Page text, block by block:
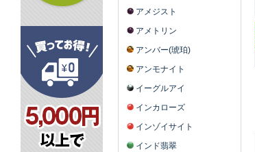
アメジスト
アメトリン
アンバー(琥珀)
アンモナイト
イーグルアイ
インカローズ
インゾイサイト
インド翡翠